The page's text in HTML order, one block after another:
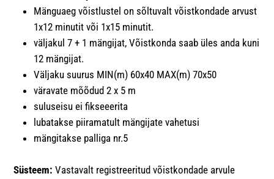
Mänguaeg võistlustel on sõltuvalt võistkondade arvust
1x12 minutit või 1x15 minutit.
väljakul 7 + 1 mängijat, Võistkonda saab üles anda kuni
12 mängijat.
Väljaku suurus MIN(m) 60x40 MAX(m) 70x50
väravate mõõdud 2 x 5 m
suluseisu ei fikseeerita
lubatakse piiramatult mängijate vahetusi
mängitakse palliga nr.5
Süsteem: Vastavalt registreeritud võistkondade arvule